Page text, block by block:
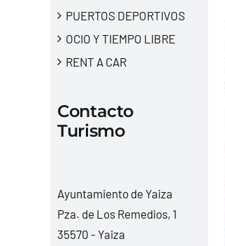
PUERTOS DEPORTIVOS
OCIO Y TIEMPO LIBRE
RENT A CAR
Contacto
Turismo
Ayuntamiento de Yaiza
Pza. de Los Remedios, 1
35570 - Yaiza